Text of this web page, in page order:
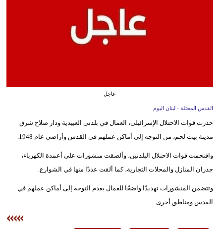
أزياء
وتكنولوجيا
عاجل
القدس المحتلة - لبنان اليوم
حذرت قوات الاحتلال الإسرائيلى، العمال في بلدتي العبيدية ودار صلاح شرق
مدينة بيت لحم، من التوجه إلى أماكن عملهم في القدس وأراضي عام 1948.
واقتحمت قوات الاحتلال البلدتين، وألصقت منشورات على أعمدة الكهرباء،
جدران المنازل والمحلات التجارية، كما ألقت عددًا منها في الشوارع.
وتتضمن المنشورات تهديدًا واضحًا للعمال بعدم التوجه إلى أماكن عملهم في
القدس ومناطق أخرى.